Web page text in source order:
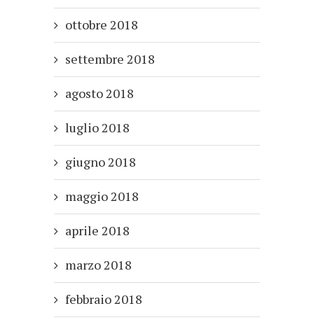
ottobre 2018
settembre 2018
agosto 2018
luglio 2018
giugno 2018
maggio 2018
aprile 2018
marzo 2018
febbraio 2018